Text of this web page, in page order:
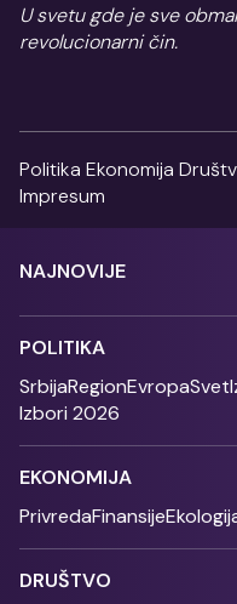
U svetu gde je sve
revolucionarni čin.
Politika Ekonomija
Impresum
NAJNOVIJE
POLITIKA
SrbijaRegionEvropaSvet
Izbori 2026
EKONOMIJA
PrivredaFinansije
DRUŠTVO